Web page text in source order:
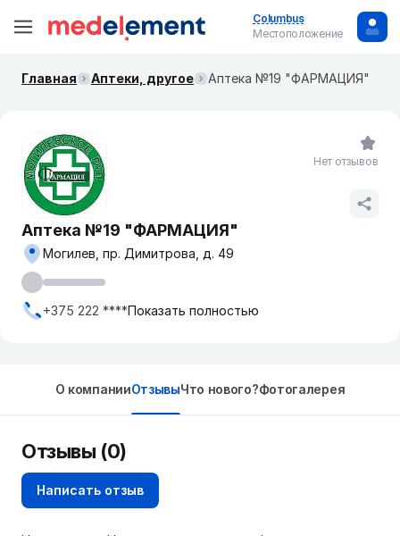
Columbus
Местоположение
Главная Аптеки, другое Аптека №19 "ФАРМАЦИЯ"
Аптека №19 "ФАРМАЦИЯ"
Могилев, пр. Димитрова, д. 49
+375 222 ****Показать полностью
Нет отзывов
О компанииОтзывыЧто нового?Фотогалерея
Отзывы (0)
Написать отзыв